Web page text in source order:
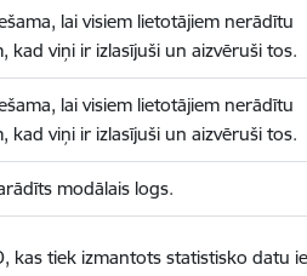
lai visiem lietotājiem nerādītu
kad viņi ir izlasījuši un aizvēruši tos.
lai visiem lietotājiem nerādītu
kad viņi ir izlasījuši un aizvēruši tos.
modālais logs.
kas tiek izmantots statistisko datu